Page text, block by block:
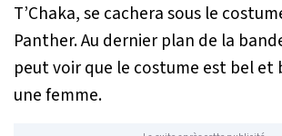
T’Chaka, se cachera sous le
Panther. Au dernier plan de la
peut voir que le costume est bel
une femme.